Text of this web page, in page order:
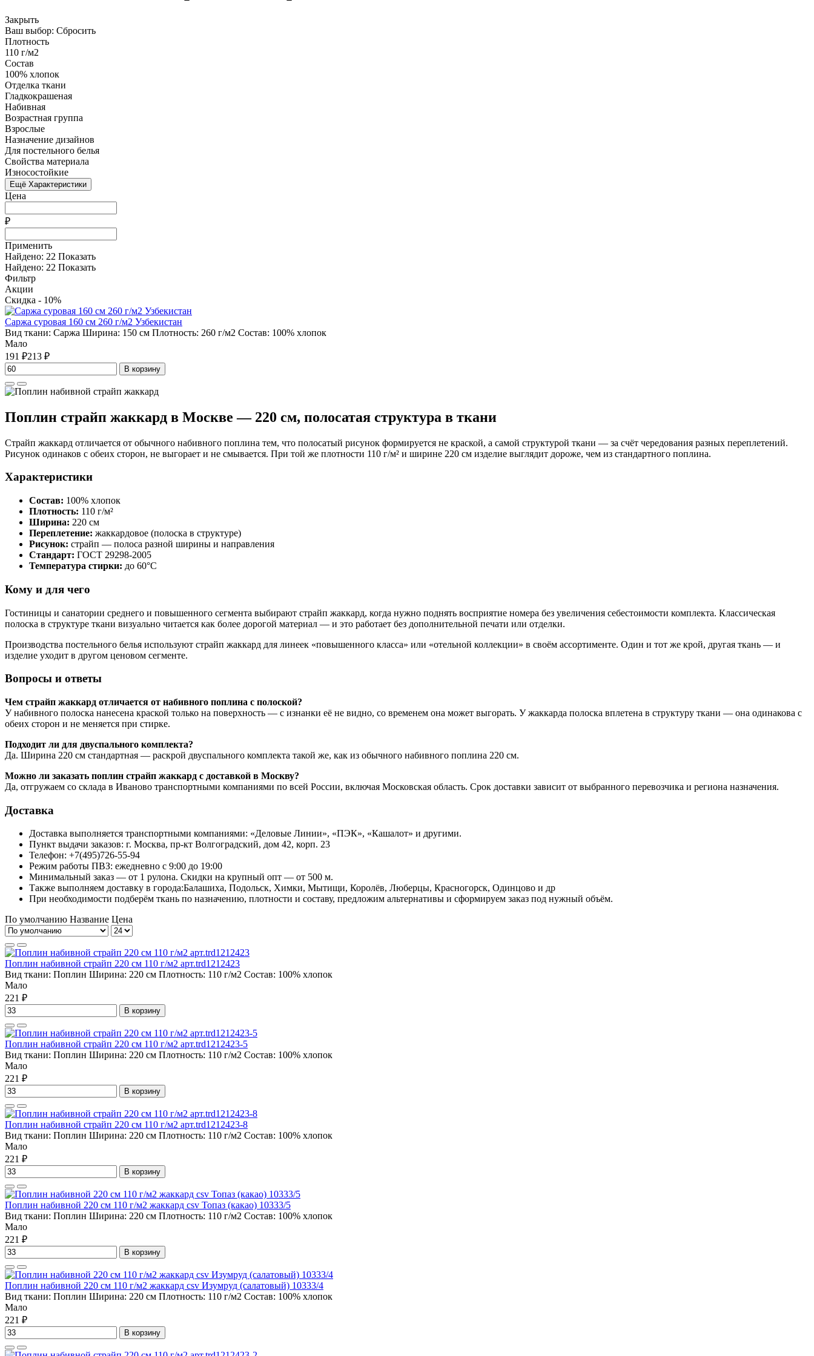
Закрыть
Ваш выбор: Сбросить
Плотность
110 г/м2
Состав
100% хлопок
Отделка ткани
Гладкокрашеная
Набивная
Возрастная группа
Взрослые
Назначение дизайнов
Для постельного белья
Свойства материала
Износостойкие
Ещё Характеристики
Цена
₽
Применить
Найдено: 22 Показать
Найдено: 22 Показать
Фильтр
Акции
Скидка - 10%
Саржа суровая 160 см 260 г/м2 Узбекистан
Вид ткани: Саржа Ширина: 150 см Плотность: 260 г/м2 Состав: 100% хлопок
Мало
191 ₽213 ₽
В корзину
Поплин страйп жаккард в Москве — 220 см, полосатая структура в ткани
Страйп жаккард отличается от обычного набивного поплина тем, что полосатый рисунок формируется не краской, а самой структурой ткани — за счёт чередования разных переплетений.
Рисунок одинаков с обеих сторон, не выгорает и не смывается. При той же плотности 110 г/м² и ширине 220 см изделие выглядит дороже, чем из стандартного поплина.
Характеристики
Состав: 100% хлопок
Плотность: 110 г/м²
Ширина: 220 см
Переплетение: жаккардовое (полоска в структуре)
Рисунок: страйп — полоса разной ширины и направления
Стандарт: ГОСТ 29298-2005
Температура стирки: до 60°С
Кому и для чего
Гостиницы и санатории среднего и повышенного сегмента выбирают страйп жаккард, когда нужно поднять восприятие номера без увеличения себестоимости комплекта. Классическая
полоска в структуре ткани визуально читается как более дорогой материал — и это работает без дополнительной печати или отделки.
Производства постельного белья используют страйп жаккард для линеек «повышенного класса» или «отельной коллекции» в своём ассортименте. Один и тот же крой, другая ткань — и
изделие уходит в другом ценовом сегменте.
Вопросы и ответы
Чем страйп жаккард отличается от набивного поплина с полоской?
У набивного полоска нанесена краской только на поверхность — с изнанки её не видно, со временем она может выгорать. У жаккарда полоска вплетена в структуру ткани — она одинакова с
обеих сторон и не меняется при стирке.
Подходит ли для двуспального комплекта?
Да. Ширина 220 см стандартная — раскрой двуспального комплекта такой же, как из обычного набивного поплина 220 см.
Можно ли заказать поплин страйп жаккард с доставкой в Москву?
Да, отгружаем со склада в Иваново транспортными компаниями по всей России, включая Московская область. Срок доставки зависит от выбранного перевозчика и региона назначения.
Доставка
Доставка выполняется транспортными компаниями: «Деловые Линии», «ПЭК», «Кашалот» и другими.
Пункт выдачи заказов: г. Москва, пр-кт Волгоградский, дом 42, корп. 23
Телефон: +7(495)726-55-94
Режим работы ПВЗ: ежедневно с 9:00 до 19:00
Минимальный заказ — от 1 рулона. Скидки на крупный опт — от 500 м.
Также выполняем доставку в города:Балашиха, Подольск, Химки, Мытищи, Королёв, Люберцы, Красногорск, Одинцово и др
При необходимости подберём ткань по назначению, плотности и составу, предложим альтернативы и сформируем заказ под нужный объём.
По умолчанию Название Цена
Поплин набивной страйп 220 см 110 г/м2 арт.trd1212423
Вид ткани: Поплин Ширина: 220 см Плотность: 110 г/м2 Состав: 100% хлопок
Мало
221 ₽
В корзину
Поплин набивной страйп 220 см 110 г/м2 арт.trd1212423-5
Вид ткани: Поплин Ширина: 220 см Плотность: 110 г/м2 Состав: 100% хлопок
Мало
221 ₽
В корзину
Поплин набивной страйп 220 см 110 г/м2 арт.trd1212423-8
Вид ткани: Поплин Ширина: 220 см Плотность: 110 г/м2 Состав: 100% хлопок
Мало
221 ₽
В корзину
Поплин набивной 220 см 110 г/м2 жаккард csv Топаз (какао) 10333/5
Вид ткани: Поплин Ширина: 220 см Плотность: 110 г/м2 Состав: 100% хлопок
Мало
221 ₽
В корзину
Поплин набивной 220 см 110 г/м2 жаккард csv Изумруд (салатовый) 10333/4
Вид ткани: Поплин Ширина: 220 см Плотность: 110 г/м2 Состав: 100% хлопок
Мало
221 ₽
В корзину